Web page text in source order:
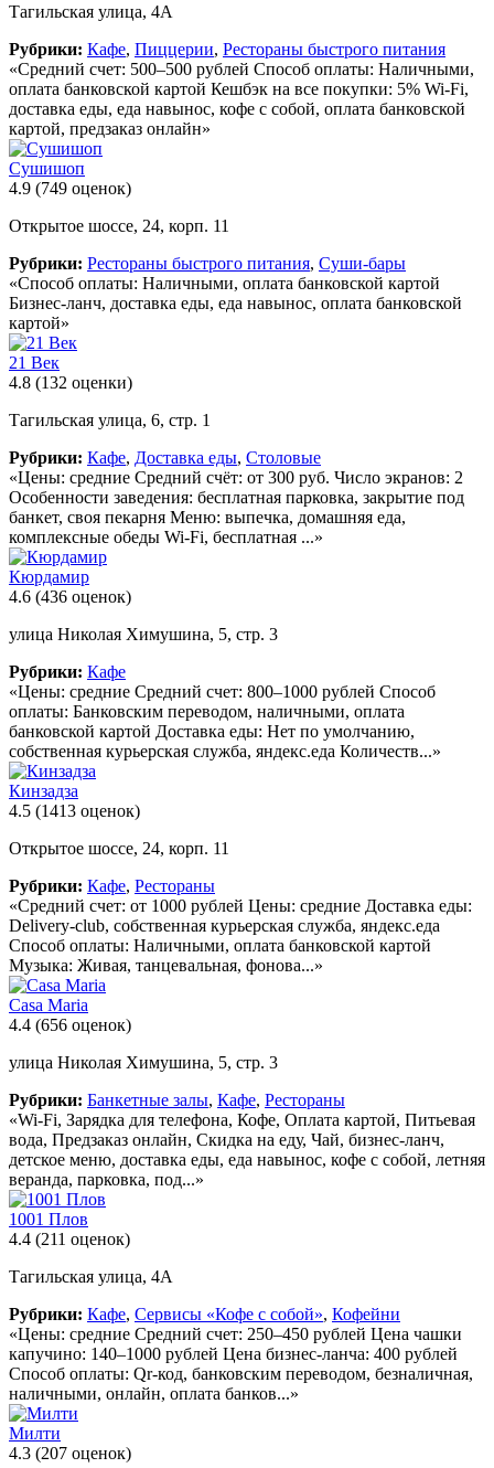
Тагильская улица, 4А
Рубрики: Кафе, Пиццерии, Рестораны быстрого питания
«Средний счет: 500–500 рублей Способ оплаты: Наличными,
оплата банковской картой Кешбэк на все покупки: 5% Wi-Fi,
доставка еды, еда навынос, кофе с собой, оплата банковской
картой, предзаказ онлайн»
Сушишоп
4.9 (749 оценок)
Открытое шоссе, 24, корп. 11
Рубрики: Рестораны быстрого питания, Суши-бары
«Способ оплаты: Наличными, оплата банковской картой
Бизнес-ланч, доставка еды, еда навынос, оплата банковской
картой»
21 Век
4.8 (132 оценки)
Тагильская улица, 6, стр. 1
Рубрики: Кафе, Доставка еды, Столовые
«Цены: средние Средний счёт: от 300 руб. Число экранов: 2
Особенности заведения: бесплатная парковка, закрытие под
банкет, своя пекарня Меню: выпечка, домашняя еда,
комплексные обеды Wi-Fi, бесплатная ...»
Кюрдамир
4.6 (436 оценок)
улица Николая Химушина, 5, стр. 3
Рубрики: Кафе
«Цены: средние Средний счет: 800–1000 рублей Способ
оплаты: Банковским переводом, наличными, оплата
банковской картой Доставка еды: Нет по умолчанию,
собственная курьерская служба, яндекс.еда Количеств...»
Кинзадза
4.5 (1413 оценок)
Открытое шоссе, 24, корп. 11
Рубрики: Кафе, Рестораны
«Средний счет: от 1000 рублей Цены: средние Доставка еды:
Delivery-club, собственная курьерская служба, яндекс.еда
Способ оплаты: Наличными, оплата банковской картой
Музыка: Живая, танцевальная, фонова...»
Casa Maria
4.4 (656 оценок)
улица Николая Химушина, 5, стр. 3
Рубрики: Банкетные залы, Кафе, Рестораны
«Wi-Fi, Зарядка для телефона, Кофе, Оплата картой, Питьевая
вода, Предзаказ онлайн, Скидка на еду, Чай, бизнес-ланч,
детское меню, доставка еды, еда навынос, кофе с собой, летняя
веранда, парковка, под...»
1001 Плов
4.4 (211 оценок)
Тагильская улица, 4А
Рубрики: Кафе, Сервисы «Кофе с собой», Кофейни
«Цены: средние Средний счет: 250–450 рублей Цена чашки
капучино: 140–1000 рублей Цена бизнес-ланча: 400 рублей
Способ оплаты: Qr-код, банковским переводом, безналичная,
наличными, онлайн, оплата банков...»
Милти
4.3 (207 оценок)